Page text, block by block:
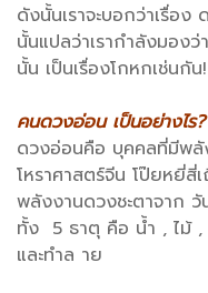
ดังนั้นเราจะบอกว่าเรื่อ
นั้นแปลว่าเรากำลังมอง
นั้น เป็นเรื่องโกหกเช่นกัน!
คนดวงอ่อน เป็นอย่างไร?
ดวงอ่อนคือ บุคคลที่มีพลั
โหราศาสตร์จีน โป๊ยหยี่สี่
พลังงานดวงชะตาจาก
ทั้ง 5 ธาตุ คือ น้ำ , ไม้ ,
และทำล าย